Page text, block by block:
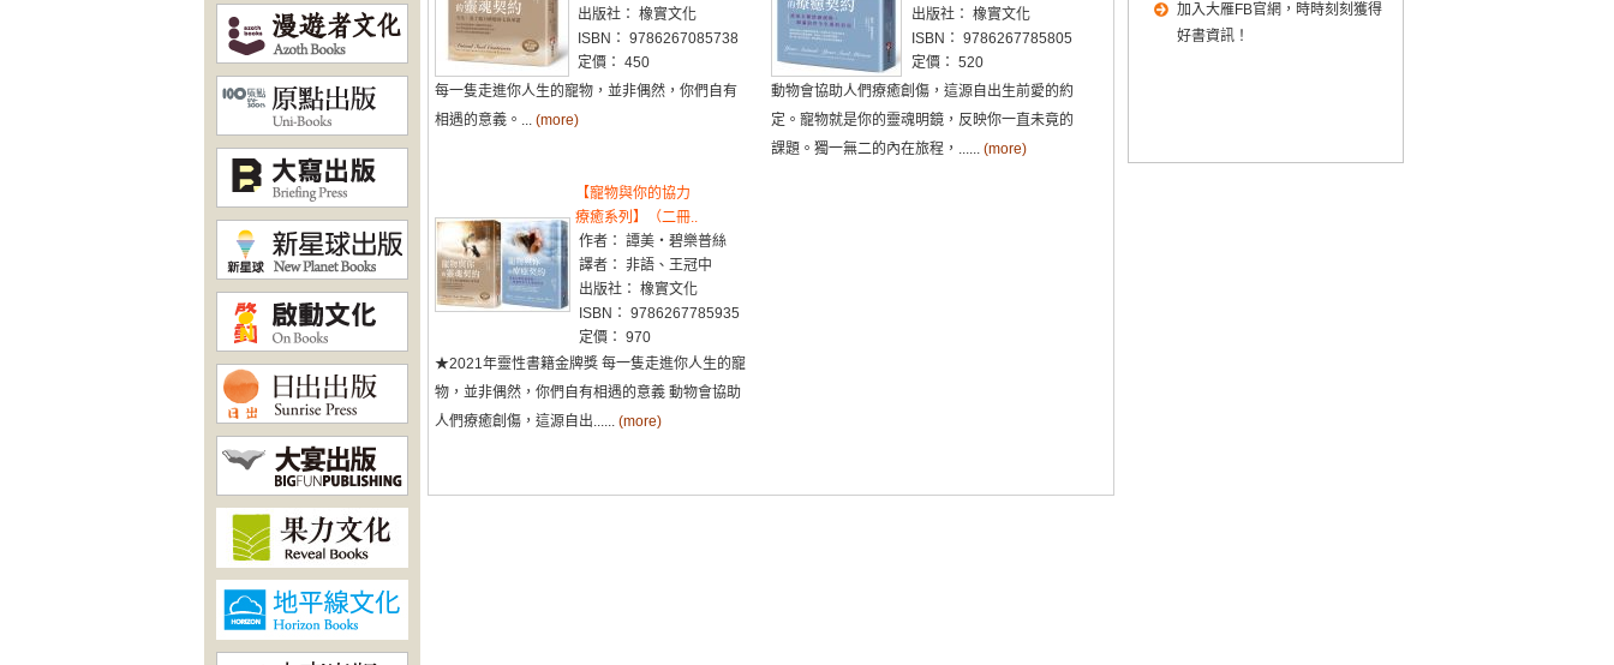
出版社： 橡實文化
ISBN： 9786267085738
定價： 450
每一隻走進你人生的寵物，並非偶然，你們自有
相遇的意義。... (more)
出版社： 橡實文化
ISBN： 9786267785805
定價： 520
動物會協助人們療癒創傷，這源自出生前愛的約
定。寵物就是你的靈魂明鏡，反映你一直未竟的
課題。獨一無二的內在旅程，...... (more)
【寵物與你的協力
療癒系列】（二冊..
作者： 譚美・碧樂普絲
譯者： 非語、王冠中
出版社： 橡實文化
ISBN： 9786267785935
定價： 970
★2021年靈性書籍金牌獎 每一隻走進你人生的寵
物，並非偶然，你們自有相遇的意義 動物會協助
人們療癒創傷，這源自出...... (more)
加入大雁FB官網，時時刻刻獲得
好書資訊！